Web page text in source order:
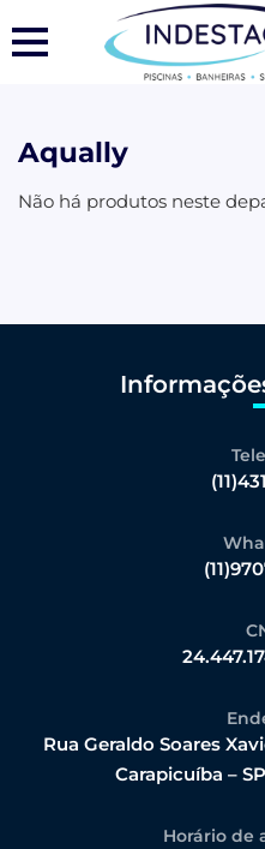
Aqually
Não há produtos neste
Rua Geraldo Soares
Carapicuíba –
Horário de